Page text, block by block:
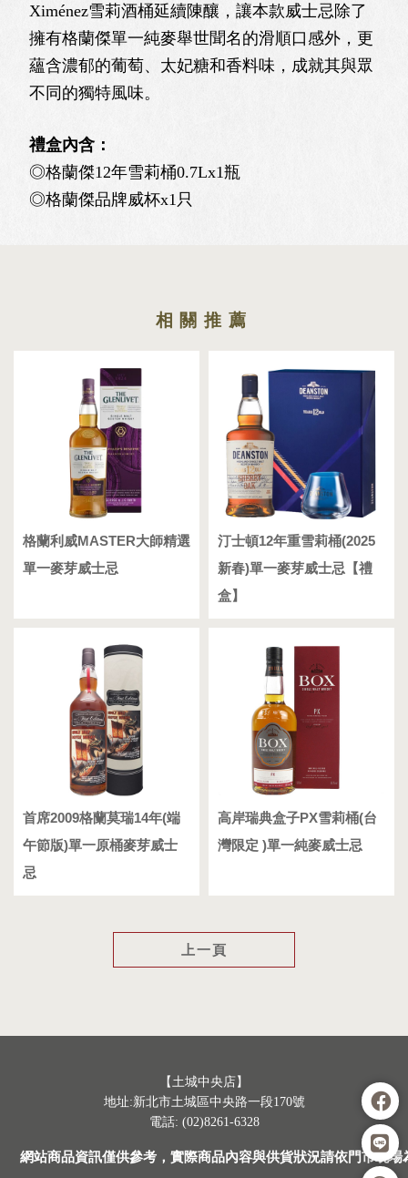
Ximénez雪莉酒桶延續陳釀，讓本款威士忌除了
擁有格蘭傑單一純麥舉世聞名的滑順口感外，更
蘊含濃郁的葡萄、太妃糖和香料味，成就其與眾
不同的獨特風味。
禮盒內含：
◎格蘭傑12年雪莉桶0.7Lx1瓶
◎格蘭傑品牌威杯x1只
格蘭利威MASTER大師精選
單一麥芽威士忌
汀士頓12年重雪莉桶(2025
新春)單一麥芽威士忌【禮
盒】
首席2009格蘭莫瑞14年(端
午節版)單一原桶麥芽威士
忌
高岸瑞典盒子PX雪莉桶(台
灣限定 )單一純麥威士忌
上一頁
【土城中央店】
地址:新北市土城區中央路一段170號
電話: (02)8261-6328
網站商品資訊僅供參考，實際商品內容與供貨狀況請依門市現場